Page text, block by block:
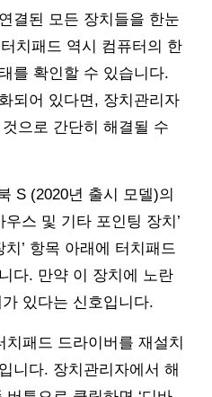
결된 모든 장치들을 한눈
치패드 역시 컴퓨터의 한
를 확인할 수 있습니다.
되어 있다면, 장치관리자
으로 간단히 해결될 수
S (2020년 출시 모델)의
스 및 기타 포인팅 장치’
’ 항목 아래에 터치패드
다. 만약 이 장치에 노란
있다는 신호입니다.
패드 드라이버를 재설치
니다. 장치관리자에서 해